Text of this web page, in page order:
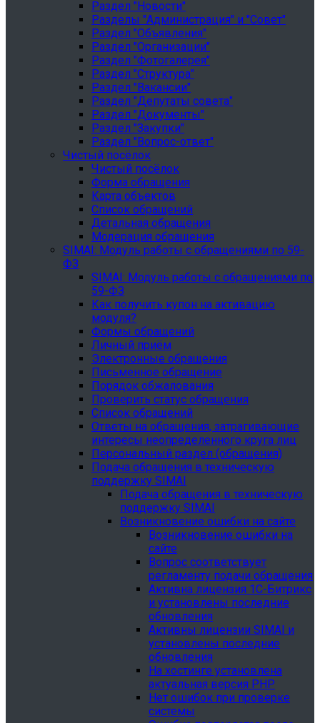
Раздел "Новости"
Разделы "Администрация" и "Совет"
Раздел "Объявления"
Раздел "Организации"
Раздел "Фотогалерея"
Раздел "Структура"
Раздел "Вакансии"
Раздел "Депутаты совета"
Раздел "Документы"
Раздел "Закупки"
Раздел "Вопрос-ответ"
Чистый посёлок
Чистый посёлок
Форма обращения
Карта объектов
Список обращений
Детальная обращения
Модерация обращения
SIMAI: Модуль работы с обращениями по 59-
ФЗ
SIMAI: Модуль работы с обращениями по
59-ФЗ
Как получить купон на активацию
модуля?
Формы обращений
Личный приём
Электронные обращения
Письменное обращение
Порядок обжалования
Проверить статус обращения
Список обращений
Ответы на обращения, затрагивающие
интересы неопределенного круга лиц
Персональный раздел (обращения)
Подача обращения в техническую
поддержку SIMAI
Подача обращения в техническую
поддержку SIMAI
Возникновение ошибки на сайте
Возникновение ошибки на
сайте
Вопрос соответствует
регламенту подачи обращения
Активна лицензия 1С-Битрикс
и установлены последние
обновления
Активны лицензии SIMAI и
установлены последние
обновления
На хостинге установлена
актуальная версия PHP
Нет ошибок при проверке
системы